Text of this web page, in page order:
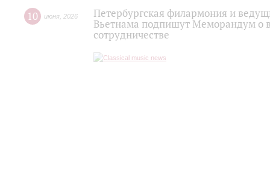
10 июня 2026
Петербургская филармония и
Вьетнама подпишут Меморандум о
сотрудничестве